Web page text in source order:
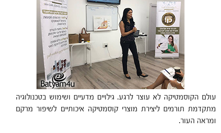
עולם הקוסמטיקה לא עוצר לרגע. גילויים מדעיים ושימוש בטכנולוגיה
מתקדמת תורמים ליצירת מוצרי קוסמטיקה איכותיים לשיפור מרקם
ומראה העור.